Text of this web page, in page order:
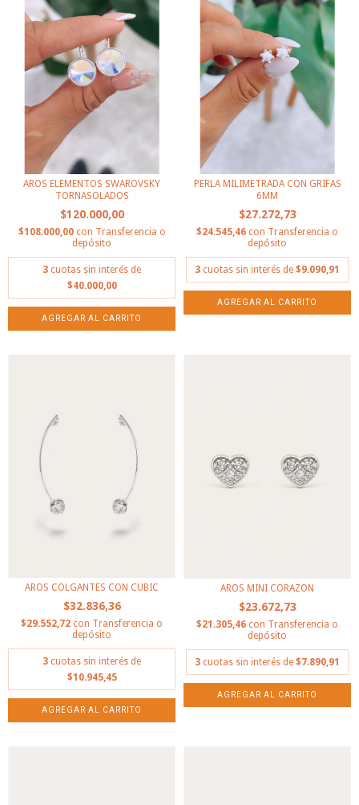
AROS ELEMENTOS SWAROVSKY
TORNASOLADOS
$120.000,00
$108.000,00 con Transferencia o
depósito
3 cuotas sin interés de
$40.000,00
PERLA MILIMETRADA CON GRIFAS
6MM
$27.272,73
$24.545,46 con Transferencia o
depósito
3 cuotas sin interés de $9.090,91
AROS COLGANTES CON CUBIC
$32.836,36
$29.552,72 con Transferencia o
depósito
3 cuotas sin interés de
$10.945,45
AROS MINI CORAZON
$23.672,73
$21.305,46 con Transferencia o
depósito
3 cuotas sin interés de $7.890,91